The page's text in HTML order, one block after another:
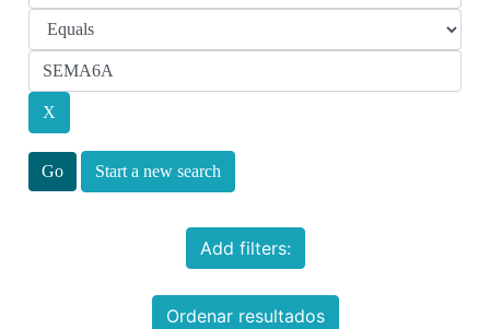
Start a new search
Add filters:
Ordenar resultados